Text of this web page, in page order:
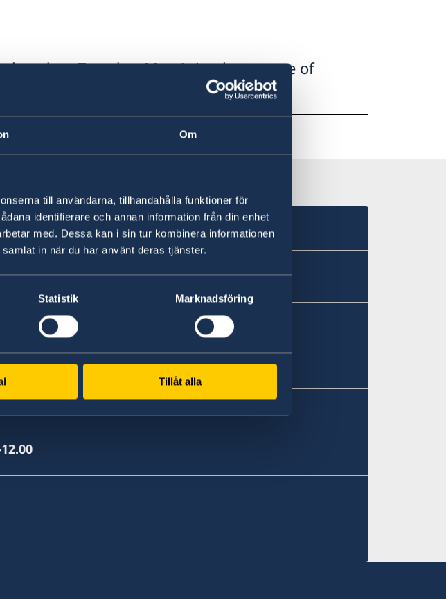
Om
till användarna, tillhandahålla funktioner för
identifierare och annan information från din enhet
med. Dessa kan i sin tur kombinera informationen
in när du har använt deras tjänster.
Statistik Marknadsföring
Tillåt alla
on Tuesday, May 1, in observance of